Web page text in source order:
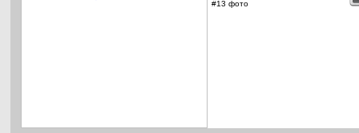
#13 фото